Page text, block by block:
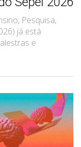
Pesquisa,
já está
e